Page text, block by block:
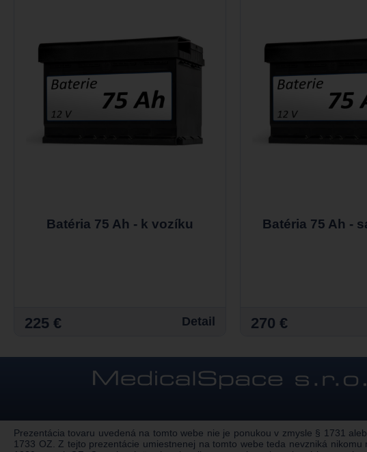
Batéria 75 Ah - k vozíku
225 € Detail
Batéria 75 Ah -
270 €
Prezentácia tovaru uvedená na tomto webe nie je ponukou v zmysle § 1731
1733 OZ. Z tejto prezentácie umiestnenej na tomto webe teda nevzniká